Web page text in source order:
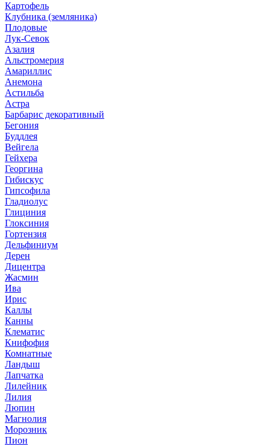
Картофель
Клубника (земляника)
Плодовые
Лук-Севок
Азалия
Альстромерия
Амариллис
Анемона
Астильба
Астра
Барбарис декоративный
Бегония
Буддлея
Вейгела
Гейхера
Георгина
Гибискус
Гипсофила
Гладиолус
Глициния
Глоксиния
Гортензия
Дельфиниум
Дерен
Дицентра
Жасмин
Ива
Ирис
Каллы
Канны
Клематис
Книфофия
Комнатные
Ландыш
Лапчатка
Лилейник
Лилия
Люпин
Магнолия
Морозник
Пион